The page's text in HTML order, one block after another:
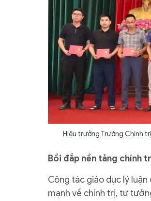
Hiệu trưởng Trường Chính
Bồi đắp nền tảng chính
Công tác giáo dục lý
mạnh về chính trị, tư